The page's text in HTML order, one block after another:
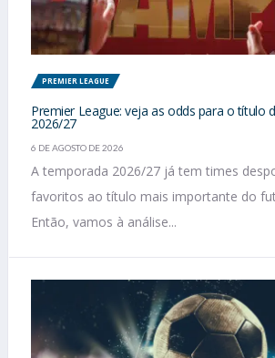
PREMIER LEAGUE
Premier League: veja as odds para o título
2026/27
6 DE AGOSTO DE 2026
A temporada 2026/27 já tem times
favoritos ao título mais importante do
Então, vamos à análise...